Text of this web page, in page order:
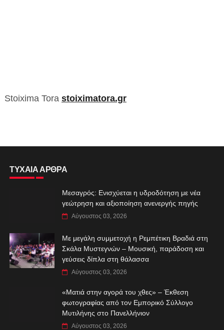
Stoixima Tora stoiximatora.gr
ΤΥΧΑΙΑ ΑΡΘΡΑ
Μεσαγρός: Ενισχύεται η υδροδότηση με νέα
γεώτρηση και αξιοποίηση ανενεργής πηγής
Αύγουστος 03, 2026
Με μεγάλη συμμετοχή η Ρεμπέτικη Βραδιά στη
Σκάλα Μυστεγνών – Μουσική, παράδοση και
γεύσεις δίπλα στη θάλασσα
Αύγουστος 03, 2026
«Ματιά στην αγορά του χθες» – Έκθεση
φωτογραφίας από τον Εμπορικό Σύλλογο
Μυτιλήνης στο Πανελλήνιον
Αύγουστος 03, 2026